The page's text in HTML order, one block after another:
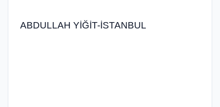
ABDULLAH YİĞİT-İSTANBUL